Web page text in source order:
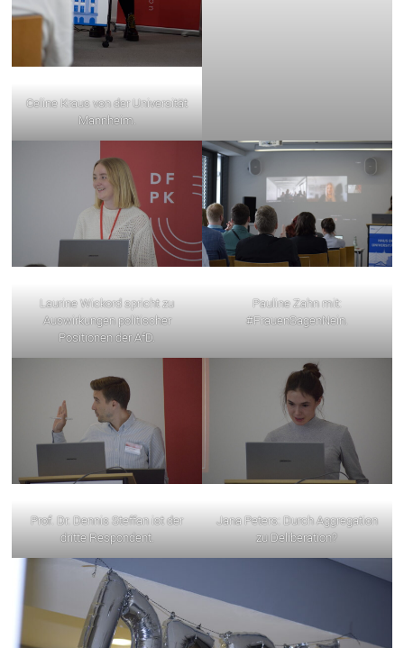
Celine Kraus von der Universität
Mannheim.
Laurine Wickord spricht zu
Auswirkungen politischer
Positionen der AfD.
Pauline Zahn mit:
#FrauenSagenNein.
Prof. Dr. Dennis Steffan ist der
dritte Respondent.
Jana Peters: Durch Aggregation
zu Deliberation?